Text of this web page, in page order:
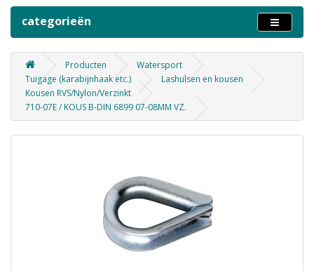
categorieën
Producten
Watersport
Tuigage (karabijnhaak etc.)
Lashulsen en kousen
Kousen RVS/Nylon/Verzinkt
710-07E / KOUS B-DIN 6899 07-08MM VZ.